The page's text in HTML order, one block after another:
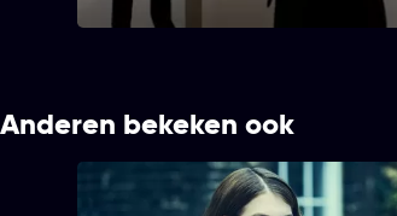
Anderen bekeken ook